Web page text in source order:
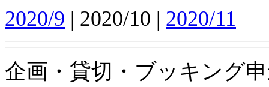
2020/9 | 2020/10 | 2020/11
企画・貸切・ブッキング